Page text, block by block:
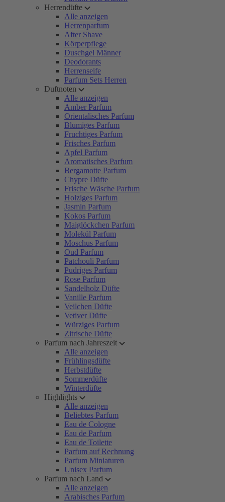
Herrendüfte
Alle anzeigen
Herrenparfum
After Shave
Körperpflege
Duschgel Männer
Deodorants
Herrenseife
Parfum Sets Herren
Duftnoten
Alle anzeigen
Amber Parfum
Orientalisches Parfum
Blumiges Parfum
Fruchtiges Parfum
Frisches Parfum
Apfel Parfum
Aromatisches Parfum
Bergamotte Parfum
Chypre Düfte
Frische Wäsche Parfum
Holziges Parfum
Jasmin Parfum
Kokos Parfum
Maiglöckchen Parfum
Molekül Parfum
Moschus Parfum
Oud Parfum
Patchouli Parfum
Pudriges Parfum
Rose Parfum
Sandelholz Düfte
Vanille Parfum
Veilchen Düfte
Vetiver Düfte
Würziges Parfum
Zitrische Düfte
Parfum nach Jahreszeit
Alle anzeigen
Frühlingsdüfte
Herbstdüfte
Sommerdüfte
Winterdüfte
Highlights
Alle anzeigen
Beliebtes Parfum
Eau de Cologne
Eau de Parfum
Eau de Toilette
Parfum auf Rechnung
Parfum Miniaturen
Unisex Parfum
Parfum nach Land
Alle anzeigen
Arabisches Parfum